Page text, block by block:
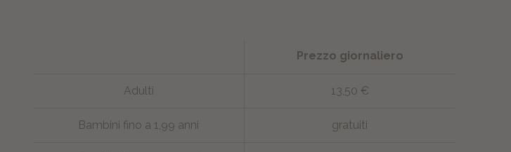
Adulti
Bambini fino a 1,99 anni
Prezzo giornaliero
13,50 €
gratuiti